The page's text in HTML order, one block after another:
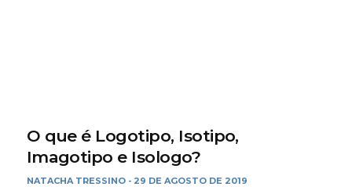
O que é Logotipo, Isotipo,
Imagotipo e Isologo?
NATACHA TRESSINO - 29 DE AGOSTO DE 2019